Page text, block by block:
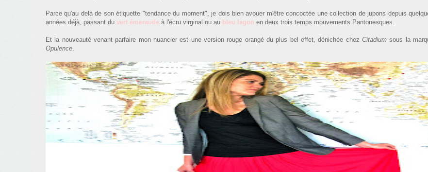
Parce qu'au delà de son étiquette "tendance du moment", je dois bien avouer m'être concoctée une collection de jupons depuis
années déjà, passant du vert émeraude à l'écru virginal ou au bleu lagon en deux trois temps mouvements Pantonesques.
Et la nouveauté venant parfaire mon nuancier est une version rouge orangé du plus bel effet, dénichée chez Citadium sous la
Opulence